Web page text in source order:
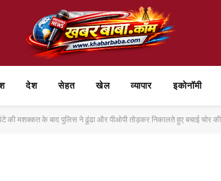
देश सेहत खेल व्यापार ⁠इकोनॉमी
की मशक्कत के बाद पुलिस ने ढूंढा और पीओपी तोड़कर निकालते हुए बचाई चोर